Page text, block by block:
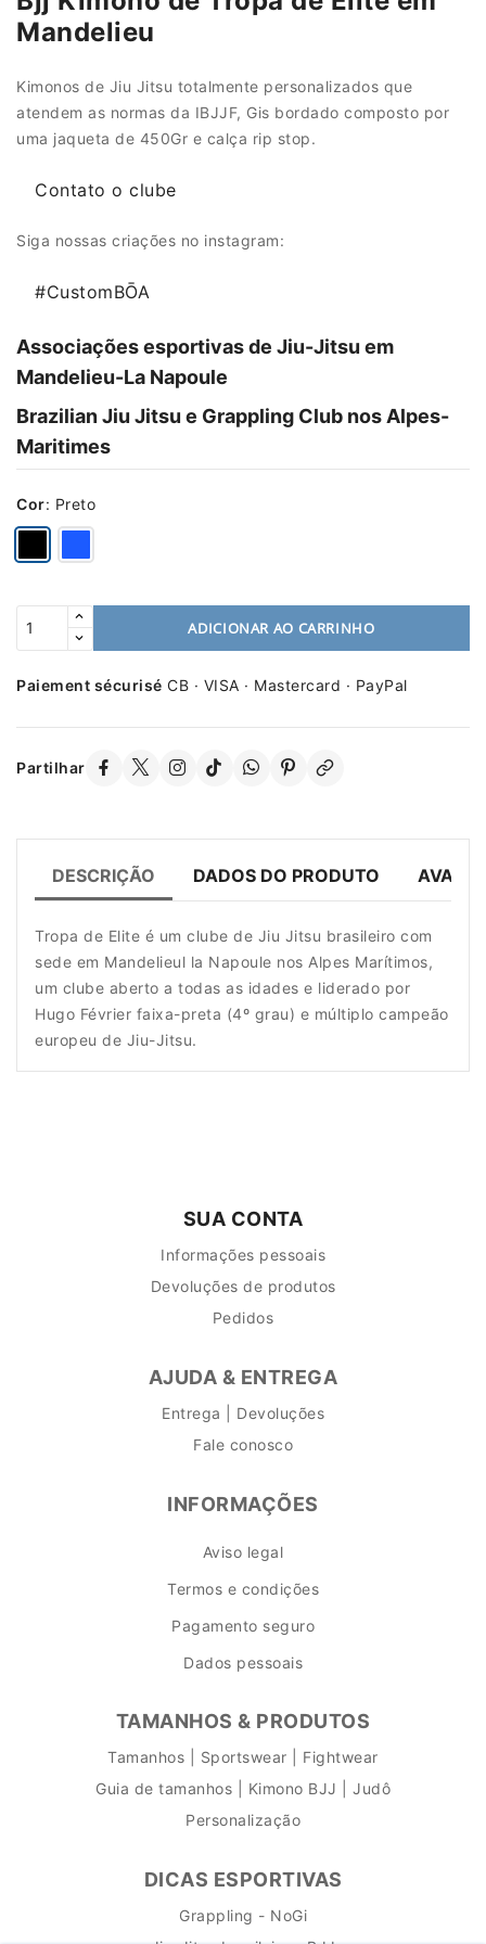
Mandelieu
Kimonos de Jiu Jitsu totalmente personalizados que
atendem as normas da IBJJF, Gis bordado composto por
uma jaqueta de 450Gr e calça rip stop.
Contato o clube
Siga nossas criações no instagram:
#CustomBŌA
Associações esportivas de Jiu-Jitsu em
Mandelieu-La Napoule
Brazilian Jiu Jitsu e Grappling Club nos Alpes-
Maritimes
Cor: Preto
ADICIONAR AO CARRINHO
Paiement sécurisé CB · VISA · Mastercard · PayPal
Partilhar
DESCRIÇÃO DADOS DO PRODUTO
Tropa de Elite é um clube de Jiu Jitsu brasileiro com
sede em Mandelieul la Napoule nos Alpes Marítimos,
um clube aberto a todas as idades e liderado por
Hugo Février faixa-preta (4º grau) e múltiplo campeão
europeu de Jiu-Jitsu.
SUA CONTA
Informações pessoais
Devoluções de produtos
Pedidos
AJUDA & ENTREGA
Entrega | Devoluções
Fale conosco
INFORMAÇÕES
Aviso legal
Termos e condições
Pagamento seguro
Dados pessoais
TAMANHOS & PRODUTOS
Tamanhos | Sportswear | Fightwear
Guia de tamanhos | Kimono BJJ | Judô
Personalização
DICAS ESPORTIVAS
Grappling - NoGi